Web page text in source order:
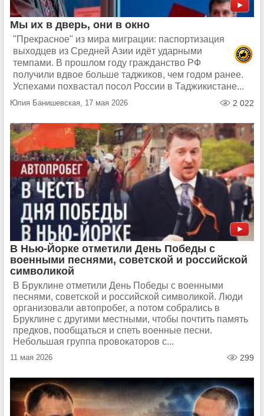
Мы их в дверь, они в окно
"Прекрасное" из мира миграции: паспортизация
выходцев из Средней Азии идёт ударными
темпами. В прошлом году гражданство РФ
получили вдвое больше таджиков, чем годом ранее.
Успехами похвастал посол России в Таджикистане...
Юлия Банишевская, 17 мая 2026 2 022
В Нью-Йорке отметили День Победы с
военными песнями, советской и российской
символикой
В Бруклине отметили День Победы с военными
песнями, советской и российской символикой. Люди
организовали автопробег, а потом собрались в
Бруклине с другими местными, чтобы почтить память
предков, пообщаться и спеть военные песни.
Небольшая группа провокаторов с...
11 мая 2026 299